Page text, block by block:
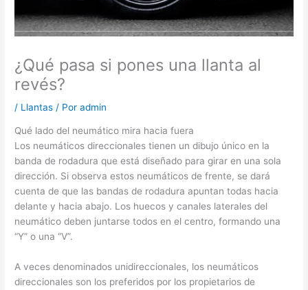
¿Qué pasa si pones una llanta al
revés?
/ Llantas / Poradmin
Qué lado del neumático mira hacia fuera
Los neumáticos direccionales tienen un dibujo único en la
banda de rodadura que está diseñado para girar en una sola
dirección. Si observa estos neumáticos de frente, se dará
cuenta de que las bandas de rodadura apuntan todas hacia
delante y hacia abajo. Los huecos y canales laterales del
neumático deben juntarse todos en el centro, formando una
“Y” o una “V”.
A veces denominados unidireccionales, los neumáticos
direccionales son los preferidos por los propietarios de